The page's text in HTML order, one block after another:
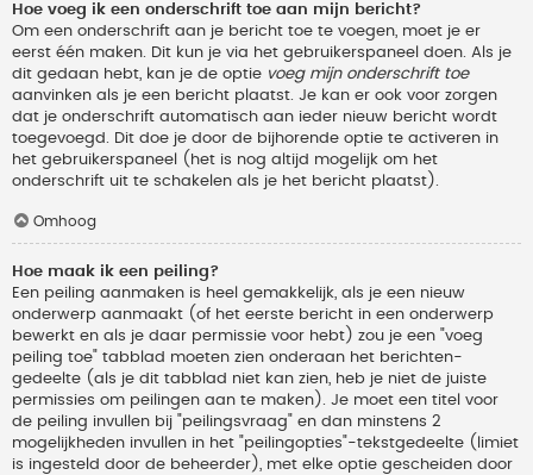
Hoe voeg ik een onderschrift toe aan mijn bericht?
Om een onderschrift aan je bericht toe te voegen, moet je er
eerst één maken. Dit kun je via het gebruikerspaneel doen. Als je
dit gedaan hebt, kan je de optie voeg mijn onderschrift toe
aanvinken als je een bericht plaatst. Je kan er ook voor zorgen
dat je onderschrift automatisch aan ieder nieuw bericht wordt
toegevoegd. Dit doe je door de bijhorende optie te activeren in
het gebruikerspaneel (het is nog altijd mogelijk om het
onderschrift uit te schakelen als je het bericht plaatst).
Omhoog
Hoe maak ik een peiling?
Een peiling aanmaken is heel gemakkelijk, als je een nieuw
onderwerp aanmaakt (of het eerste bericht in een onderwerp
bewerkt en als je daar permissie voor hebt) zou je een "voeg
peiling toe" tabblad moeten zien onderaan het berichten-
gedeelte (als je dit tabblad niet kan zien, heb je niet de juiste
permissies om peilingen aan te maken). Je moet een titel voor
de peiling invullen bij "peilingsvraag" en dan minstens 2
mogelijkheden invullen in het "peilingopties"-tekstgedeelte (limiet
is ingesteld door de beheerder), met elke optie gescheiden door